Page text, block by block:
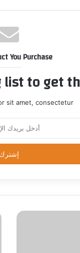
You Purchase
to get
sit amet, consectetur.